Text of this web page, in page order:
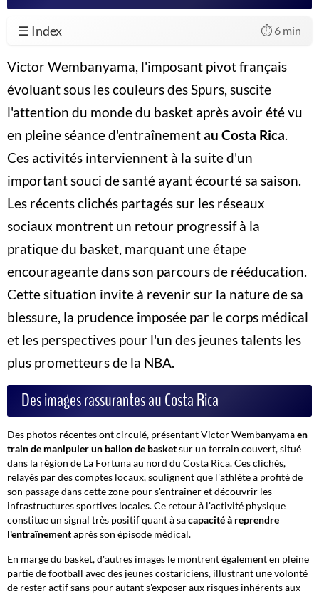
☰ Index ⏱️ 6 min
Victor Wembanyama, l'imposant pivot français
évoluant sous les couleurs des Spurs, suscite
l'attention du monde du basket après avoir été vu
en pleine séance d'entraînementau Costa Rica.
Ces activités interviennent à la suite d'un
important souci de santé ayant écourté sa saison.
Les récents clichés partagés sur les réseaux
sociaux montrent un retour progressif à la
pratique du basket, marquant une étape
encourageante dans son parcours de rééducation.
Cette situation invite à revenir sur la nature de sa
blessure, la prudence imposée par le corps médical
et les perspectives pour l'un des jeunes talents les
plus prometteurs de la NBA.
Des images rassurantes au Costa Rica
Des photos récentes ont circulé, présentant Victor Wembanyamaen
train de manipuler un ballon de basketsur un terrain couvert, situé
dans la région de La Fortunaau nord du Costa Rica. Ces clichés,
relayés par des comptes locaux, soulignent que l'athlète a profité de
son passage dans cette zone pour s'entraîner et découvrir les
infrastructures sportives locales. Ce retour à l'activité physique
constitue un signal très positif quant à sacapacité à reprendre
l'entraînementaprès son épisode médical.
En marge du basket, d'autres images le montrent également en pleine
partie de football avec des jeunes costariciens, illustrant une volonté
de rester actif sans pour autant s'exposer aux risques inhérents aux